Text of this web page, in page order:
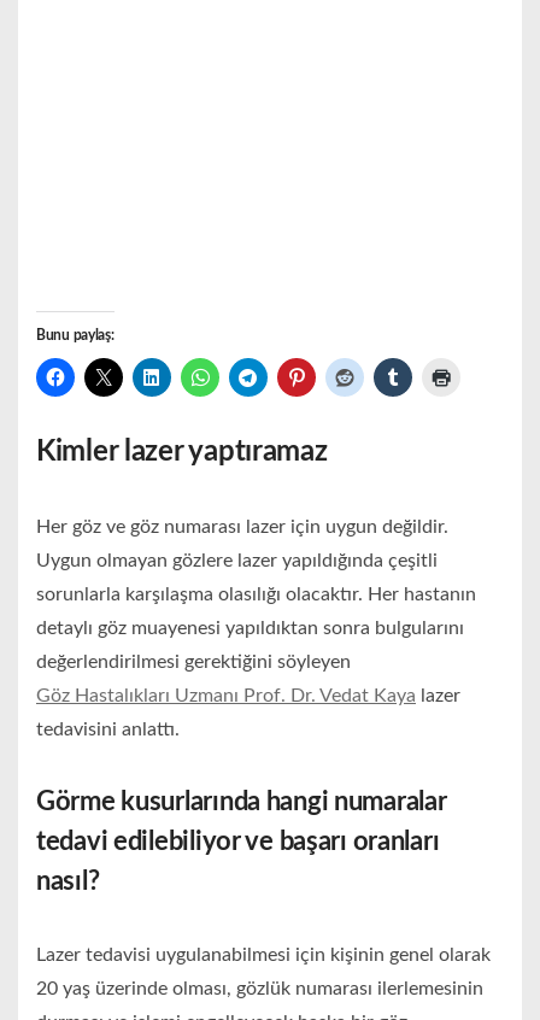
Bunu paylaş:
Kimler lazer yaptıramaz
Her göz ve göz numarası lazer için uygun değildir.
Uygun olmayan gözlere lazer yapıldığında çeşitli
sorunlarla karşılaşma olasılığı olacaktır. Her hastanın
detaylı göz muayenesi yapıldıktan sonra bulgularını
değerlendirilmesi gerektiğini söyleyen
Göz Hastalıkları Uzmanı Prof. Dr. Vedat Kaya lazer
tedavisini anlattı.
Görme kusurlarında hangi numaralar
tedavi edilebiliyor ve başarı oranları
nasıl?
Lazer tedavisi uygulanabilmesi için kişinin genel olarak
20 yaş üzerinde olması, gözlük numarası ilerlemesinin